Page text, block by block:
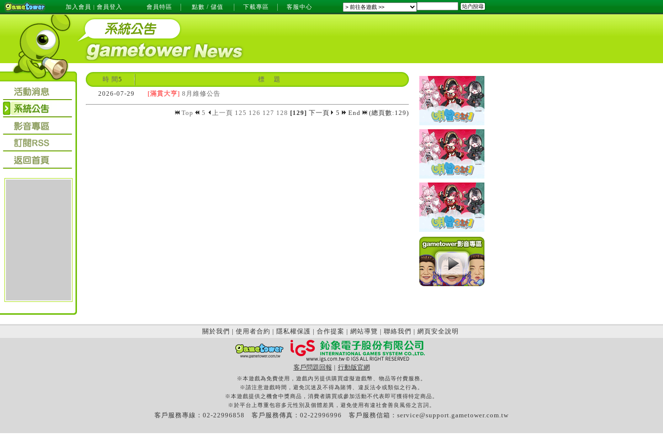
加入會員 | 會員登入 會員特區 點數 / 儲值 下載專區 客服中心
時 間 5
標 題
2026-07-29
[滿貫大亨] 8月維修公告
Top 5 上一頁 125 126 127 128 [129] 下一頁 5 End (總頁數:129)
關於我們 | 使用者合約 | 隱私權保護 | 合作提案 | 網站導覽 | 聯絡我們 | 網頁安全說明
客戶問題回報 | 行動版官網
※本遊戲為免費使用，遊戲內另提供購買虛擬遊戲幣、物品等付費服務。
※請注意遊戲時間，避免沉迷及不得為賭博、違反法令或類似之行為。
※本遊戲提供之機會中獎商品，消費者購買或參加活動不代表即可獲得特定商品。
※於平台上尊重包容多元性別及個體差異，避免使用有違社會善良風俗之言詞。
客戶服務專線：02-22996858 客戶服務傳真：02-22996996 客戶服務信箱： service@support.gametower.com.tw